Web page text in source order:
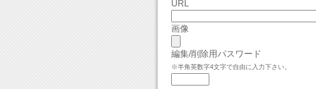
URL
画像
編集/削除用パスワード
※半角英数字4文字で自由に入力下さい。